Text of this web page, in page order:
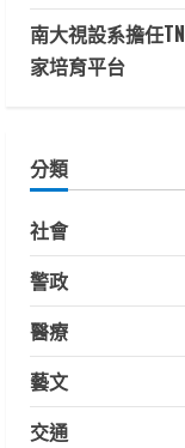
南大視設系擔任
家培育平台
分類
社會
警政
醫療
藝文
交通